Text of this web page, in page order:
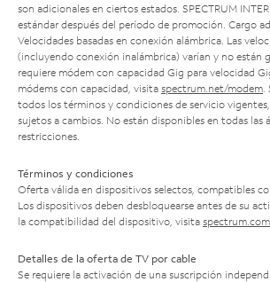
son adicionales en ciertos estados. SPECTRUM
estándar después del período de promoción. Cargo
Velocidades basadas en conexión alámbrica. Las
(incluyendo conexión inalámbrica) varían y no están
requiere módem con capacidad Gig para velocidad
módems con capacidad, visita spectrum.net/modem
todos los términos y condiciones de servicio
sujetos a cambios. No están disponibles en todas las
restricciones.
Términos y condiciones
Oferta válida en dispositivos selectos, compatibles
Los dispositivos deben desbloquearse antes de su
la compatibilidad del dispositivo, visita
Detalles de la oferta de TV por cable
Se requiere la activación de una suscripción